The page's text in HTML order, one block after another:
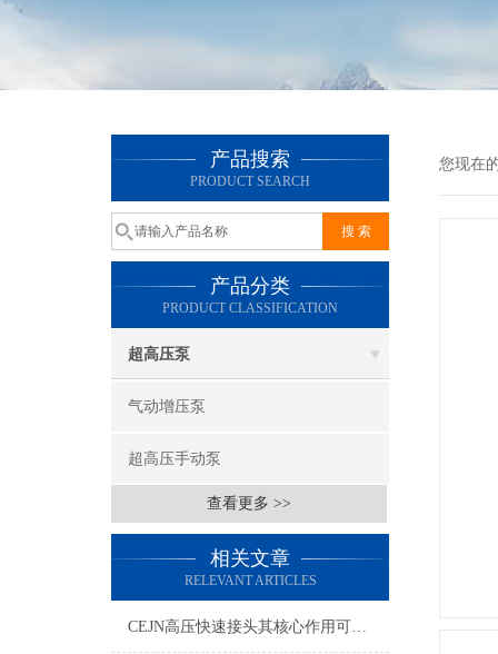
产品搜索
PRODUCT SEARCH
产品分类
PRODUCT CLASSIFICATION
超高压泵
气动增压泵
超高压手动泵
查看更多 >>
相关文章
RELEVANT ARTICLES
CEJN高压快速接头其核心作用可归纳为以下方面
您现在